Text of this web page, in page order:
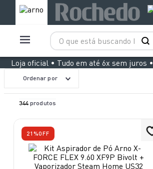
O que está buscando hoje?
Loja oficial • Tudo em até 6x sem juros
Ordenar por
344 produtos
21%OFF
TERMOS MAIS BUSCADOS
º
2º
air fryer arno easy fry extra superfície
5º
clipso vermelha
6º
rochedo natural stone